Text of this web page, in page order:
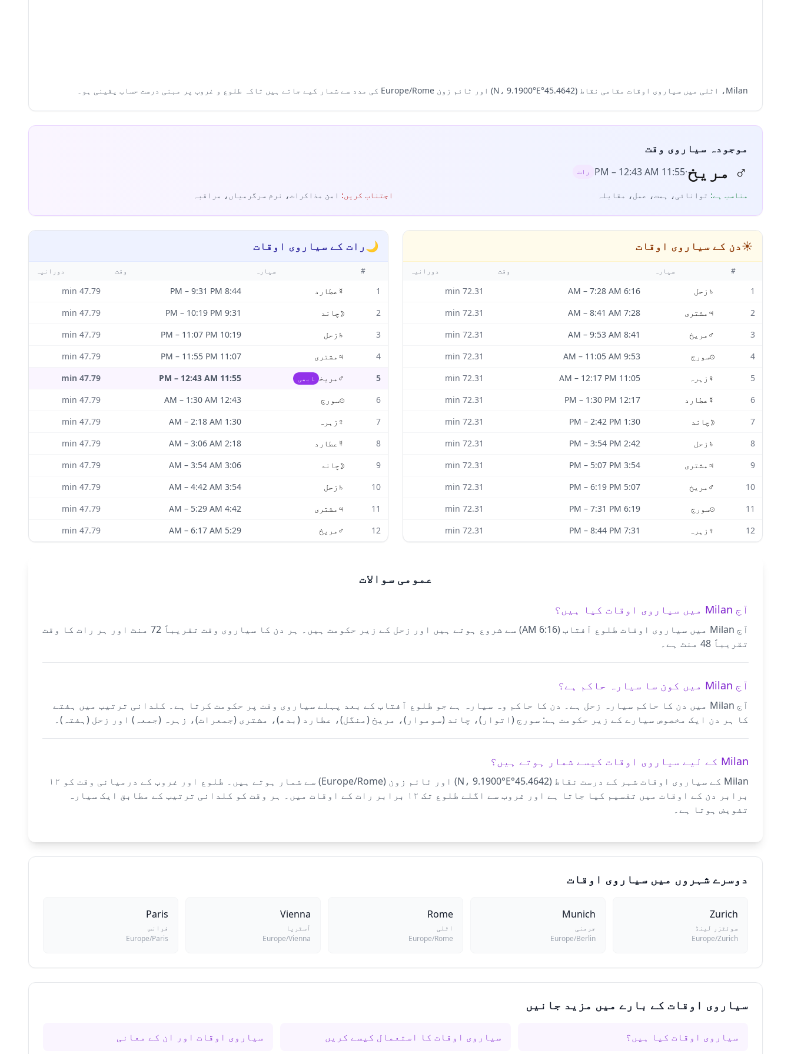
Milan، اٹلی میں سیاروی اوقات مقامی نقاط (45.4642°N، 9.1900°E) اور ٹائم زون Europe/Rome کی مدد سے شمار کیے جاتے ہیں تاکہ طلوع و غروب پر مبنی درست حساب یقینی ہو۔
موجودہ سیاروی وقت
♂ مریخ·
11:55 PM
– 12:43 AM رات
مناسب ہے: توانائی، ہمت، عمل، مقابلہ اجتناب کریں: امن مذاکرات، نرم سرگرمیاں، مراقبہ
☀️دن کے سیاروی اوقات
# سیارہ وقت دورانیہ
1
♄ زحل 6:16 AM
– 7:28 AM
72.31
2
♃ مشتری 7:28 AM
– 8:41 AM
72.31
3
♂ مریخ 8:41 AM
– 9:53 AM
72.31
4
☉سورج 9:53 AM
– 11:05 AM
72.31
5
♀ زہرہ 11:05 AM
– 12:17 PM
72.31
6
☿ عطارد 12:17 PM
– 1:30 PM
72.31
7
☽چاند 1:30 PM
– 2:42 PM
72.31
8
♄ زحل 2:42 PM
– 3:54 PM
72.31
9
♃ مشتری 3:54 PM
– 5:07 PM
72.31
10
♂ مریخ 5:07 PM
– 6:19 PM
72.31
11
☉سورج 6:19 PM
– 7:31 PM
72.31
12
♀ زہرہ 7:31 PM
– 8:44 PM
72.31
🌙رات کے سیاروی اوقات
# سیارہ وقت دورانیہ
1
☿ عطارد 8:44 PM
– 9:31 PM
47.79
2
☽چاند 9:31 PM
– 10:19 PM
47.79
3
♄ زحل 10:19 PM
– 11:07 PM
47.79
4
♃ مشتری 11:07 PM
– 11:55 PM
47.79
5
♂ مریخ ابھی 11:55 PM
– 12:43 AM
47.79
6
☉سورج 12:43 AM
– 1:30 AM
47.79
7
♀ زہرہ 1:30 AM
– 2:18 AM
47.79
8
☿ عطارد 2:18 AM
– 3:06 AM
47.79
9
☽چاند 3:06 AM
– 3:54 AM
47.79
10
♄ زحل 3:54 AM
– 4:42 AM
47.79
11
♃ مشتری 4:42 AM
– 5:29 AM
47.79
12
♂ مریخ 5:29 AM
– 6:17 AM
47.79
عمومی سوالات
آج Milan میں سیاروی اوقات کیا ہیں؟
آج Milan میں سیاروی اوقات طلوع آفتاب (6:16 AM) سے شروع ہوتے ہیں اور زحل کے زیر حکومت ہیں۔ ہر دن کا سیاروی وقت تقریباً 72 منٹ اور ہر رات کا وقت
تقریباً 48 منٹ ہے۔
آج Milan میں کون سا سیارہ حاکم ہے؟
آج Milan میں دن کا حاکم سیارہ زحل ہے۔ دن کا حاکم وہ سیارہ ہے جو طلوع آفتاب کے بعد پہلے سیاروی وقت پر حکومت کرتا ہے۔ کلدانی ترتیب میں ہفتے
کا ہر دن ایک مخصوص سیارے کے زیر حکومت ہے: سورج (اتوار)، چاند (سوموار)، مریخ (منگل)، عطارد (بدھ)، مشتری (جمعرات)، زہرہ (جمعہ) اور زحل (ہفتہ)۔
Milan کے لیے سیاروی اوقات کیسے شمار ہوتے ہیں؟
Milan کے سیاروی اوقات شہر کے درست نقاط (45.4642°N، 9.1900°E) اور ٹائم زون (Europe/Rome) سے شمار ہوتے ہیں۔ طلوع اور غروب کے درمیانی وقت کو ۱۲
برابر دن کے اوقات میں تقسیم کیا جاتا ہے اور غروب سے اگلے طلوع تک ۱۲ برابر رات کے اوقات میں۔ ہر وقت کو کلدانی ترتیب کے مطابق ایک سیارہ
تفویض ہوتا ہے۔
دوسرے شہروں میں سیاروی اوقات
Zurich
سوئٹزر لینڈ
Europe/Zurich
Munich
جرمنی
Europe/Berlin
Rome
اٹلی
Europe/Rome
Vienna
آسٹریا
Europe/Vienna
Paris
فرانس
Europe/Paris
سیاروی اوقات کے بارے میں مزید جانیں
سیاروی اوقات کیا ہیں؟ سیاروی اوقات کا استعمال کیسے کریں سیاروی اوقات اور ان کے معانی